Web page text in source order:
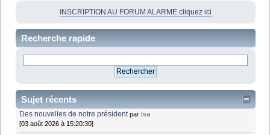
INSCRIPTION AU FORUM ALARME cliquez ici
Recherche rapide
Sujet récents
Des nouvelles de notre président par Isa
[03 août 2026 à 15:20:30]